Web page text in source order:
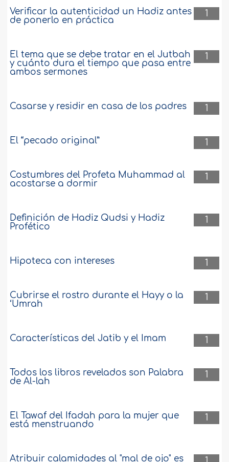
1
Verificar la autenticidad un Hadiz antes
de ponerlo en práctica
1
El tema que se debe tratar en el Jutbah
y cuánto dura el tiempo que pasa entre
ambos sermones
1
Casarse y residir en casa de los padres
1
El “pecado original”
1
Costumbres del Profeta Muhammad al
acostarse a dormir
1
Definición de Hadiz Qudsi y Hadiz
Profético
1
Hipoteca con intereses
1
Cubrirse el rostro durante el Hayy o la
‘Umrah
1
Características del Jatib y el Imam
1
Todos los libros revelados son Palabra
de Al-lah
1
El Tawaf del Ifadah para la mujer que
está menstruando
Atribuir calamidades al "mal de ojo" es